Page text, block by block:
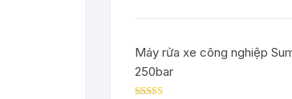
Máy rửa xe công nghiệp
250bar